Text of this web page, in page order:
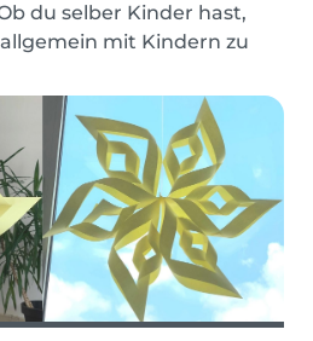
du selber Kinder hast,
mit Kindern zu